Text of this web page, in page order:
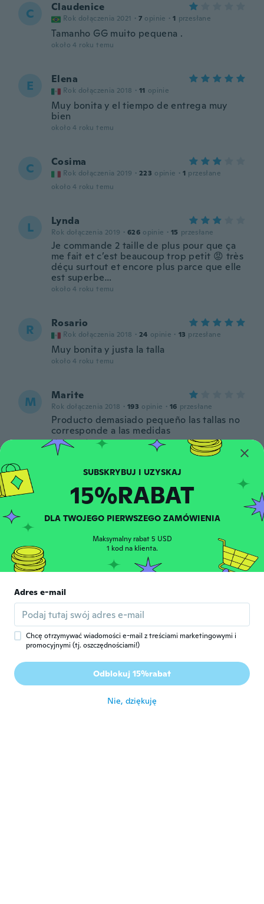
C Claudenice
Rok dołączenia 2021 · 7 opinie · 1 przesłane
Tamanho GG muito pequena .
około 4 roku temu
E Elena
Rok dołączenia 2018 · 11 opinie
Muy bonita y el tiempo de entrega muy
bien
około 4 roku temu
C Cosima
Rok dołączenia 2019 · 223 opinie · 1 przesłane
około 4 roku temu
L Lynda
Rok dołączenia 2019 · 626 opinie · 15 przesłane
Je commande 2 taille de plus pour que ça
me fait et c’est beaucoup trop petit 😡 très
déçu surtout et encore plus parce que elle
est superbe…
około 4 roku temu
R Rosario
Rok dołączenia 2018 · 24 opinie · 13 przesłane
Muy bonita y justa la talla
około 4 roku temu
M Marite
Rok dołączenia 2018 · 193 opinie · 16 przesłane
Producto demasiado pequeño las tallas no
corresponde a las medidas
około 4 roku temu
G Guadalupe Ivette
Rok dołączenia 2018 22 opinie · 1 przesłane
około 4 roku temu
Margaret
Rok dołączenia 2021 · 4 opinie
około 4 roku temu
R Roza
Rok dołączenia 2020 · 4 opinie
około 4 roku temu
E Evy
Rok dołączenia 2015 · 26 opinie
Meget flot
15%RABAT
DLA TWOJEGO PIERWSZEGO ZAMÓWIENIA
Maksymalny rabat 5 USD
1 kod na klienta.
Adres e-mail
Chcę otrzymywać wiadomości e-mail z treściami marketingowymi i
promocyjnymi (tj. oszczędnościami!)
Odblokuj 15%rabat
Nie, dziękuję